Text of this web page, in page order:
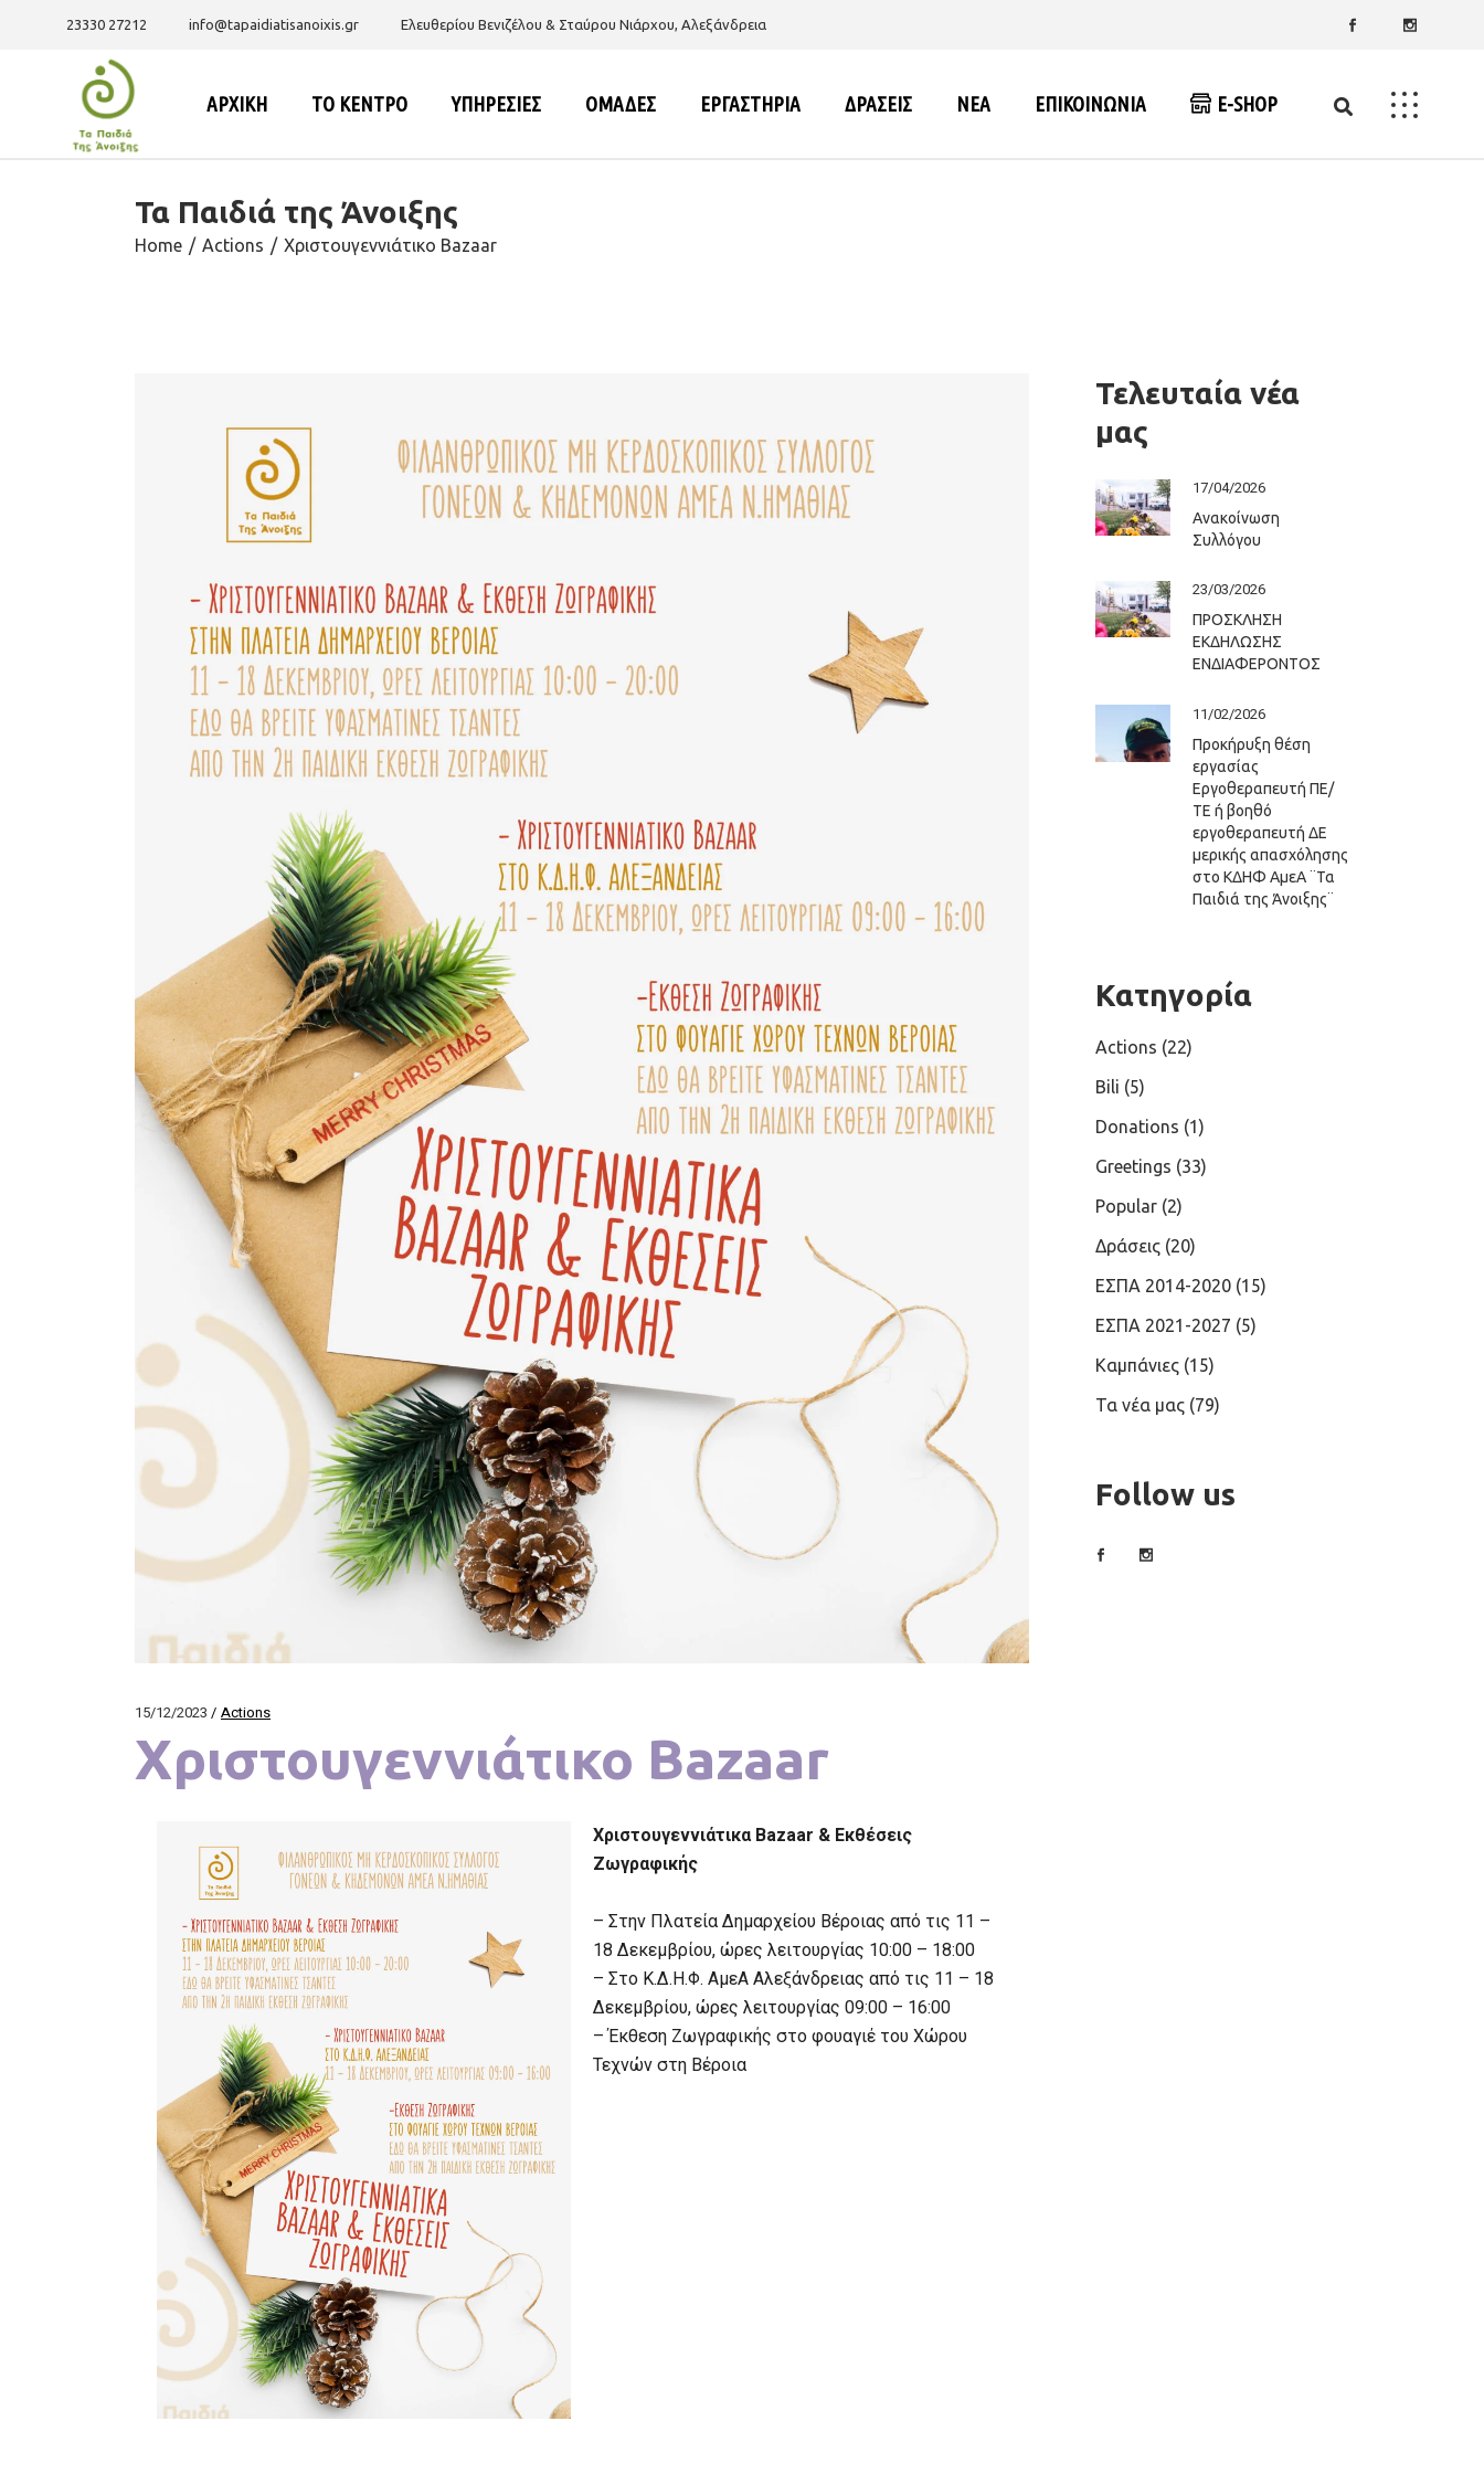
23330 27212 info@tapaidiatisanoixis.gr Ελευθερίου Βενιζέλου & Σταύρου Νιάρχου, Αλεξάνδρεια
ΑΡΧΙΚΗ ΤΟ ΚΕΝΤΡΟ
Ποιοι είμαστε
Αποστολή – Όραμα –
Ανάγκης
Καταστατικό –
ΥΠΗΡΕΣΙΕΣ ΟΜΑΔΕΣ ΕΡΓΑΣΤΗΡΙΑ ΔΡΑΣΕΙΣ ΝΕΑ ΕΠΙΚΟΙΝΩΝΙΑ E-SHOP
Τα Παιδιά της Άνοιξης
Home Actions Χριστουγεννιάτικο Bazaar
15/12/2023 Actions
Χριστουγεννιάτικο Bazaar
Χριστουγεννιάτικα Bazaar & Εκθέσεις
Ζωγραφικής
– Στην Πλατεία Δημαρχείου Βέροιας από τις 11 –
18 Δεκεμβρίου, ώρες λειτουργίας 10:00 – 18:00
– Στο Κ.Δ.Η.Φ. ΑμεΑ Αλεξάνδρειας από τις 11 – 18
Δεκεμβρίου, ώρες λειτουργίας 09:00 – 16:00
– Έκθεση Ζωγραφικής στο φουαγιέ του Χώρου
Τεχνών στη Βέροια
Τελευταία νέα
μας
17/04/2026
Ανακοίνωση
Συλλόγου
23/03/2026
ΠΡΟΣΚΛΗΣΗ
ΕΚΔΗΛΩΣΗΣ
ΕΝΔΙΑΦΕΡΟΝΤΟΣ
11/02/2026
Προκήρυξη θέση
εργασίας
Εργοθεραπευτή ΠΕ/
ΤΕ ή βοηθό
εργοθεραπευτή ΔΕ
μερικής απασχόλησης
στο ΚΔΗΦ ΑμεΑ ¨Τα
Παιδιά της Άνοιξης¨
Κατηγορία
Actions (22)
Bili (5)
Donations (1)
Greetings (33)
Popular (2)
Δράσεις (20)
ΕΣΠΑ 2014-2020 (15)
ΕΣΠΑ 2021-2027 (5)
Καμπάνιες (15)
Τα νέα μας (79)
Follow us